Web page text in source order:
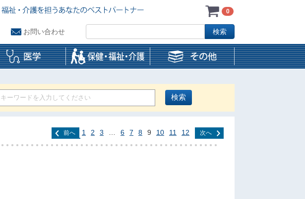
0
お問い合わせ
前へ 1 2 3 6 7 8 9 10 11 12 次へ